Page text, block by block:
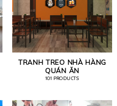
TRANH TREO NHÀ HÀNG
QUÁN ĂN
101 PRODUCTS